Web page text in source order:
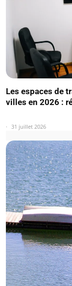
Les espaces de
villes en 2026 :
31 juillet 2026